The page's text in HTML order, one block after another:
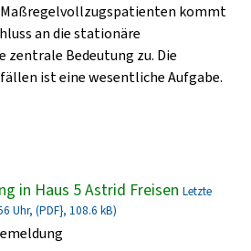
Maßregelvollzugspatienten kommt
an die stationäre
zentrale Bedeutung zu. Die
ist eine wesentliche Aufgabe.
in Haus 5 Astrid Freisen Letzte
Uhr, (PDF}, 108.6 kB)